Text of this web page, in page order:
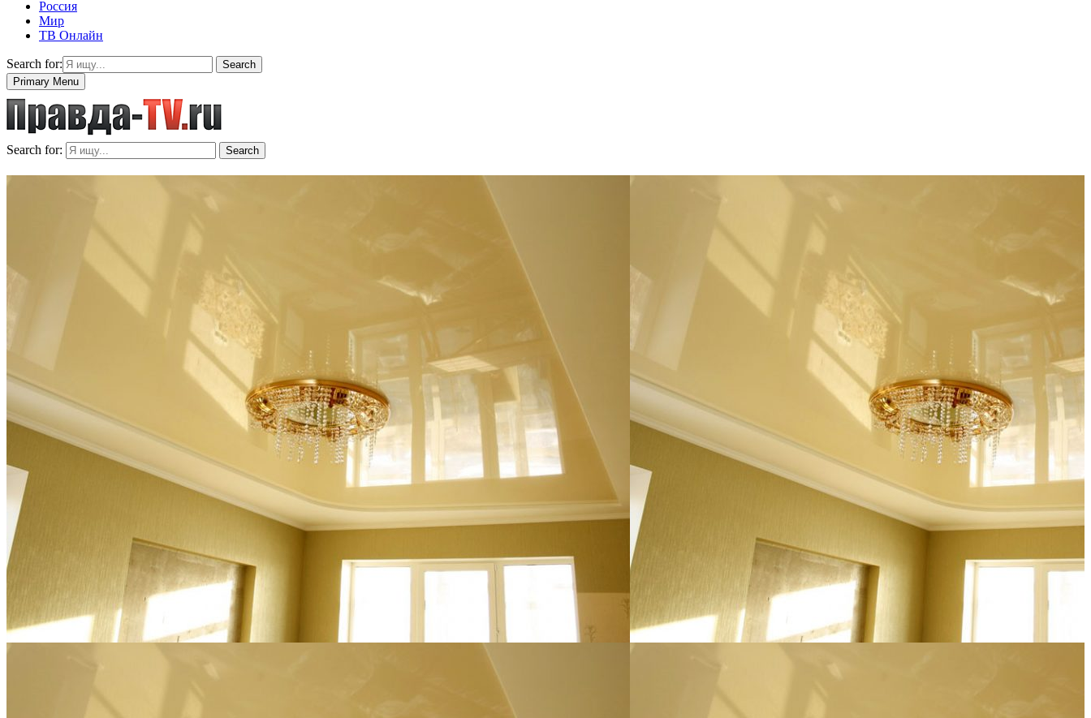
Россия
Мир
ТВ Онлайн
Search for:
Search
Primary Menu
Search for: Search